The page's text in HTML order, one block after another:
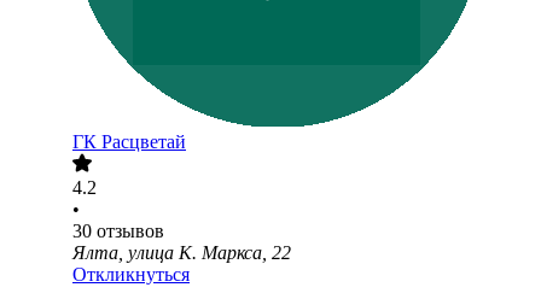
ГК Расцветай
4.2
•
30 отзывов
Ялта, улица К. Маркса, 22
Откликнуться